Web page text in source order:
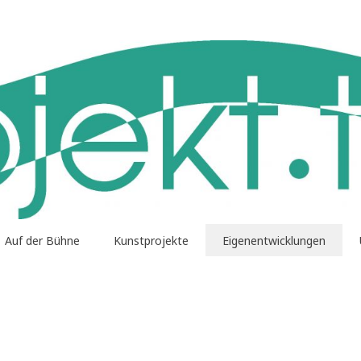
Auf der Bühne Kunstprojekte Eigenentwicklungen